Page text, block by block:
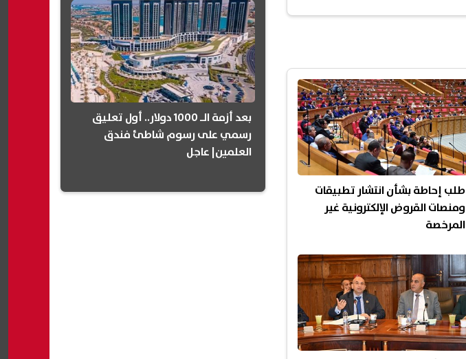
طلب إحاطة بشأن انتشار تطبيقات
ومنصات القروض الإلكترونية غير
المرخصة
بعد أزمة الـ 1000 دولار.. أول تعليق
رسمي على رسوم شاطئ فندق
العلمين| عاجل